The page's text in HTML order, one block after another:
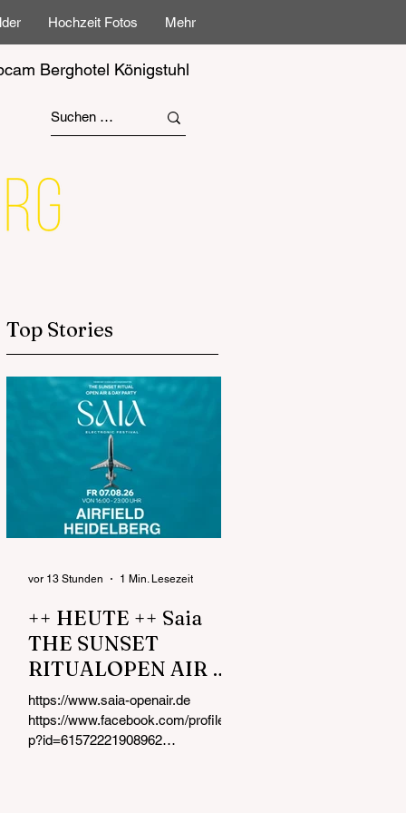
Hochzeit Fotos Mehr
Berghotel Königstuhl
Top Stories
++ HEUTE ++ Saia
THE SUNSET
RITUALOPEN AIR &
DAY PARTY FR
07.08.26 von 16:00 -
23:00 UHR Airfield
https://www.saia-openair.de
https://www.facebook.com/profile.ph
p?id=61572221908962
vor 13 Stunden 1 Min. Lesezeit